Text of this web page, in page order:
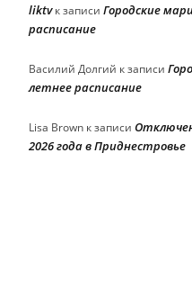
liktvк записи Городские
расписание
Василий Долгий к записи
летнее расписание
Lisa Brown к записи
2026 года в Приднестровье